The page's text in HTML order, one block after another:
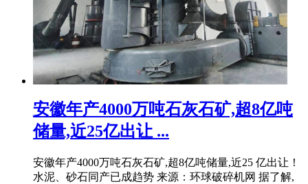
安徽年产4000万吨石灰石矿,超8亿吨
储量,近25亿出让 ...
安徽年产4000万吨石灰石矿,超8亿吨储量,近25 亿出让！
水泥、砂石同产已成趋势 来源：环球破碎机网 据了解,